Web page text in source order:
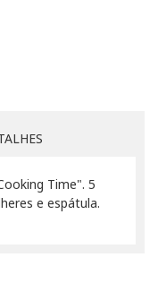
Time". 5
e espátula.